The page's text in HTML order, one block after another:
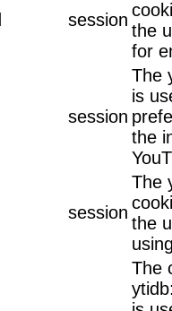
session
the
for
session
The
is
the
session
The
the
The